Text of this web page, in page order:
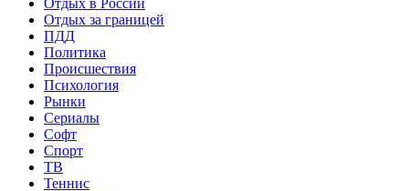
Отдых за границей
ПДД
Политика
Происшествия
Психология
Рынки
Сериалы
Софт
Спорт
ТВ
Теннис